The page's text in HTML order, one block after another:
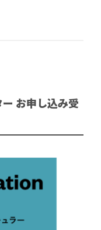
お申し込み受